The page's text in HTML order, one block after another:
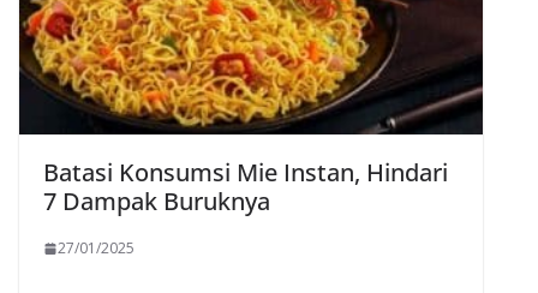
Batasi Konsumsi Mie Instan, Hindari
7 Dampak Buruknya
27/01/2025